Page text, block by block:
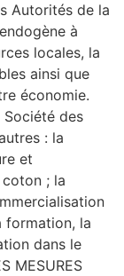
Autorités de la
à
locales, la
ainsi que
économie.
des
: la
et
coton ; la
formation, la
dans le
MESURES